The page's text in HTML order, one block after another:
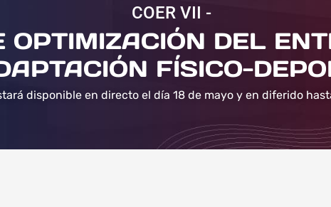
COER VII -
OPTIMIZACIÓN DEL
FÍSICO-
disponible en directo el día 18 de mayo y en diferido